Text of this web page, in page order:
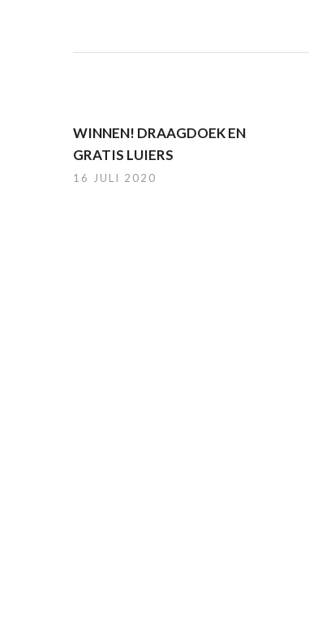
WINNEN! DRAAGDOEK EN
GRATIS LUIERS
16 JULI 2020